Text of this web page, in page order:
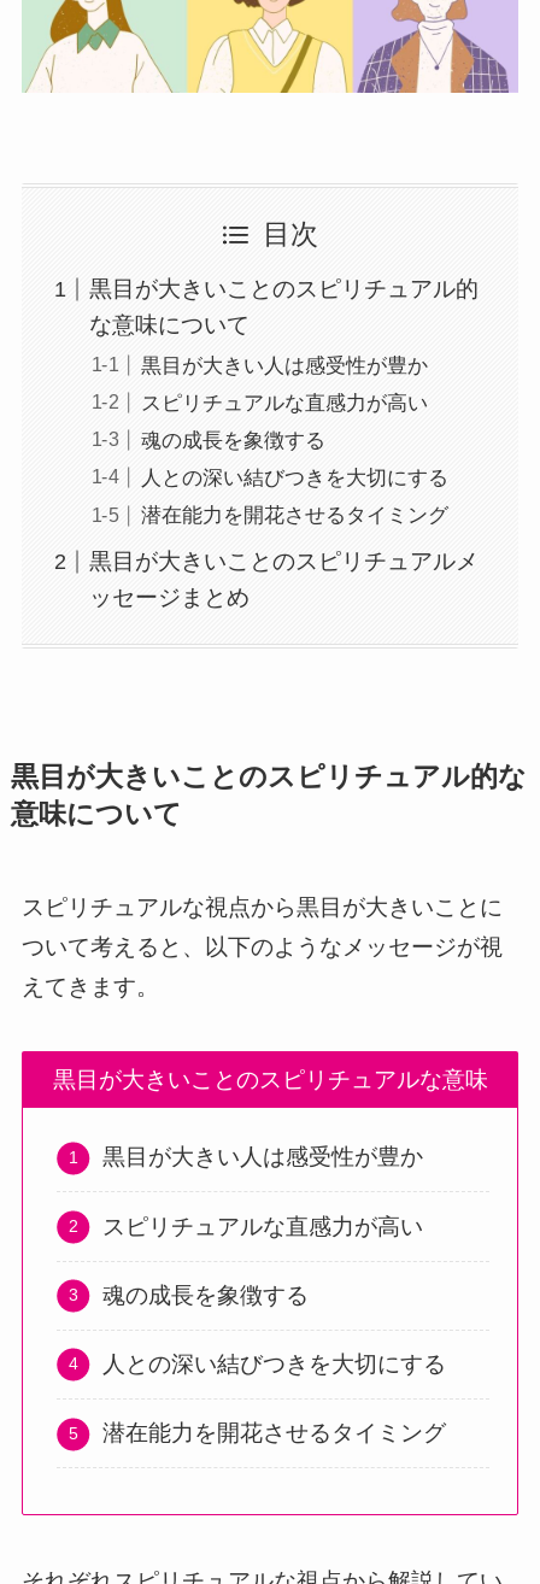
目次
黒目が大きいことのスピリチュアル的
な意味について
黒目が大きい人は感受性が豊か
スピリチュアルな直感力が高い
魂の成長を象徴する
人との深い結びつきを大切にする
潜在能力を開花させるタイミング
黒目が大きいことのスピリチュアルメ
ッセージまとめ
黒目が大きいことのスピリチュアル的な
意味について
スピリチュアルな視点から黒目が大きいことに
ついて考えると、以下のようなメッセージが視
えてきます。
黒目が大きいことのスピリチュアルな意味
黒目が大きい人は感受性が豊か
スピリチュアルな直感力が高い
魂の成長を象徴する
人との深い結びつきを大切にする
潜在能力を開花させるタイミング